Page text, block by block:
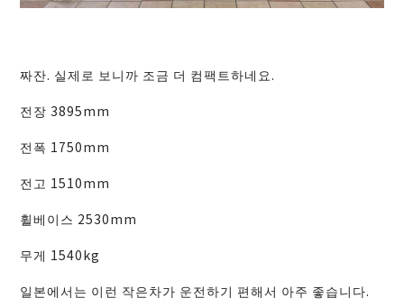
짜잔. 실제로 보니까 조금 더 컴팩트하네요.
전장 3895mm
전폭 1750mm
전고 1510mm
휠베이스 2530mm
무게 1540kg
일본에서는 이런 작은차가 운전하기 편해서 아주 좋습니다.